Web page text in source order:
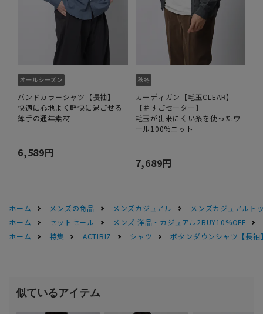
バンドカラーシャツ【長袖】
快適に心地よく軽快に過ごせる
薄手の通年素材
6,589円
カーディガン【毛玉CLEAR】
【＃すごセーター】
毛玉が出来にくい糸を使ったウ
ール100%ニット
7,689円
ホーム メンズの商品 メンズカジュアル
メンズカジュアルト
ホーム
セットセール
メンズ 洋品・カジュアル2BUY10%OFF
ホーム
特集 ACTIBIZ シャツ ボタンダウンシャツ【長袖